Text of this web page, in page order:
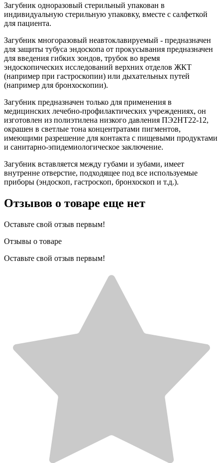
Загубник одноразовый стерильный упакован в
индивидуальную стерильную упаковку, вместе с салфеткой
для пациента.
Загубник многоразовый неавтоклавируемый - предназначен
для защиты тубуса эндоскопа от прокусывания предназначен
для введения гибких зондов, трубок во время
эндоскопических исследований верхних отделов ЖКТ
(например при гастроскопии) или дыхательных путей
(например для бронхоскопии).
Загубник предназначен только для применения в
медицинских лечебно-профилактических учреждениях, он
изготовлен из полиэтилена низкого давления ПЭ2НТ22-12,
окрашен в светлые тона концентратами пигментов,
имеющими разрешение для контакта с пищевыми продуктами
и санитарно-эпидемиологическое заключение.
Загубник вставляется между губами и зубами, имеет
внутренне отверстие, подходящее под все используемые
приборы (эндоскоп, гастроскоп, бронхоскоп и т.д.).
Отзывов о товаре еще нет
Оставьте свой отзыв первым!
Отзывы о товаре
Оставьте свой отзыв первым!